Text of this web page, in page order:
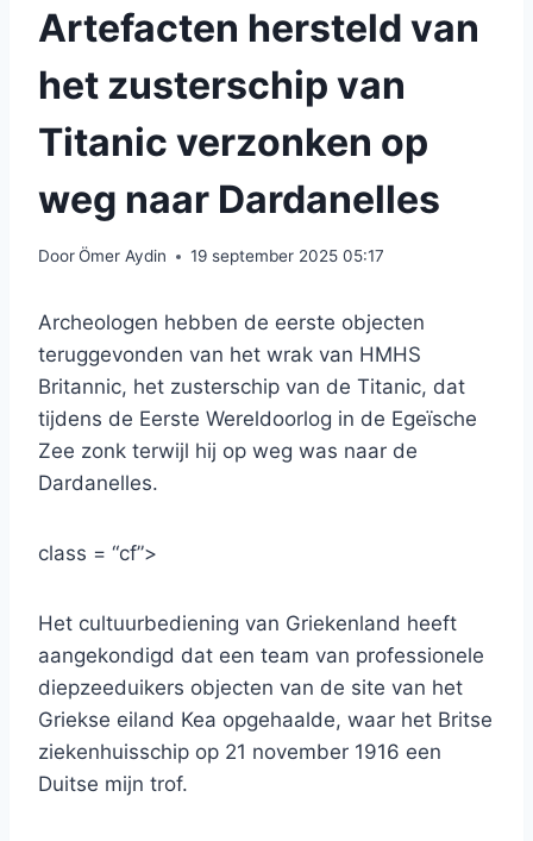
Artefacten hersteld van
het zusterschip van
Titanic verzonken op
weg naar Dardanelles
DoorÖmer Aydin 19 september 2025 05:17
Archeologen hebben de eerste objecten
teruggevonden van het wrak van HMHS
Britannic, het zusterschip van de Titanic, dat
tijdens de Eerste Wereldoorlog in de Egeïsche
Zee zonk terwijl hij op weg was naar de
Dardanelles.
class = “cf”>
Het cultuurbediening van Griekenland heeft
aangekondigd dat een team van professionele
diepzeeduikers objecten van de site van het
Griekse eiland Kea opgehaalde, waar het Britse
ziekenhuisschip op 21 november 1916 een
Duitse mijn trof.